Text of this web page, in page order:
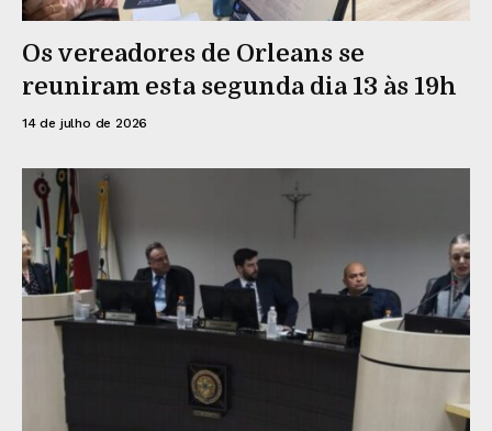
Os vereadores de Orleans se
reuniram esta segunda dia 13 às 19h
14 de julho de 2026